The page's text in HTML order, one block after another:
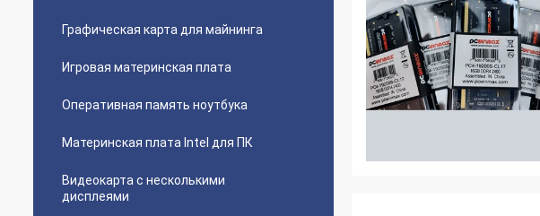
Графическая карта для майнинга
Игровая материнская плата
Оперативная память ноутбука
Материнская плата Intel для ПК
Видеокарта с несколькими
дисплеями